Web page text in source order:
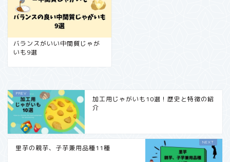
バランスがいい中間質じゃが
いも9選
加工用じゃがいも10選！歴史と特徴の紹
介
里芋の親芋、子芋兼用品種11種